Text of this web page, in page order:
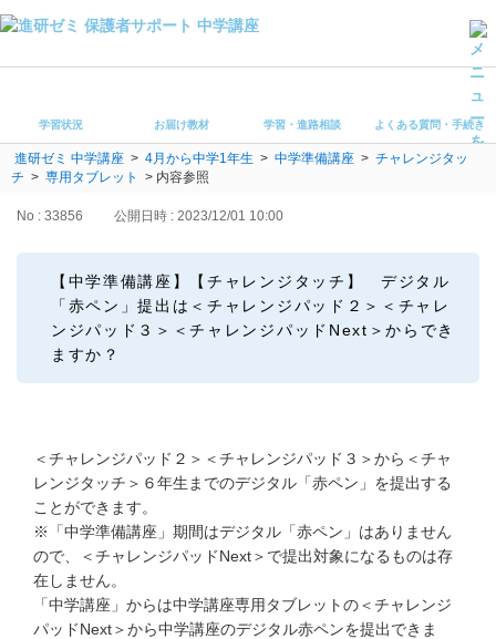
学習・進路相談
よくある質問・手続き
受講ルール
保護者サポート中学講座 トップ
登録情報の変更・各種お手続き
会員ページへログイン
お客様サポート(手続き・照会)
カテゴリーから探す
お問い合わせ窓口
他の講座のよくある質問・手続きはこちら
こどもちゃれんじ
学習状況 お届け教材 学習・進路相談 よくある質問・手続き
進研ゼミ 中学講座 > 4月から中学1年生 > 中学準備講座 > チャレンジタッ
チ > 専用タブレット > 内容参照
No : 33856 公開日時 : 2023/12/01 10:00
【中学準備講座】【チャレンジタッチ】 デジタル
「赤ペン」提出は＜チャレンジパッド２＞＜チャレ
ンジパッド３＞＜チャレンジパッドNext＞からでき
ますか？
＜チャレンジパッド２＞＜チャレンジパッド３＞から＜チャ
レンジタッチ＞６年生までのデジタル「赤ペン」を提出する
ことができます。
※「中学準備講座」期間はデジタル「赤ペン」はありません
ので、＜チャレンジパッドNext＞で提出対象になるものは存
在しません。
「中学講座」からは中学講座専用タブレットの＜チャレンジ
パッドNext＞から中学講座のデジタル赤ペンを提出できま